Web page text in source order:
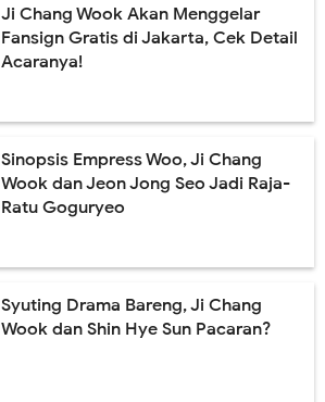
Ji Chang Wook Akan Menggelar
Fansign Gratis di Jakarta, Cek Detail
Acaranya!
Sinopsis Empress Woo, Ji Chang
Wook dan Jeon Jong Seo Jadi Raja-
Ratu Goguryeo
Syuting Drama Bareng, Ji Chang
Wook dan Shin Hye Sun Pacaran?